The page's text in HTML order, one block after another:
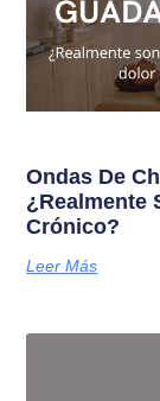
Ondas De
¿Realmente
Crónico?
Leer Más